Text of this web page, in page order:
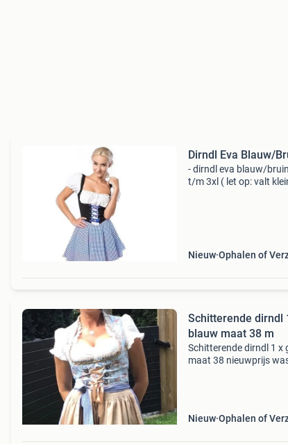
Dirndl Eva Blauw/
- dirndl eva blauw/
t/m 3xl ( let op: valt
Nieuw Ophalen of
Schitterende dirndl
blauw maat 38 m
Schitterende dirndl 1 x
maat 38 nieuwprijs
Nieuw Ophalen of